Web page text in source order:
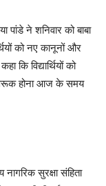
पांडे ने शनिवार को बाबा
को नए कानूनों और
कि विद्यार्थियों को
होना आज के समय
नागरिक सुरक्षा संहिता